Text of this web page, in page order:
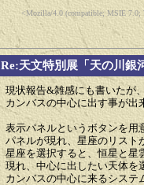
<Mozilla/4.0 (compatible; MSIE 7.0;
Re:天文特別展「天の川銀
現状報告&雑感にも書いたが
カンバスの中心に出す事が出
表示パネルというボタンを用
パネルが現れ、星座のリスト
星座を選択すると、恒星と星
現れ、中心に出したい天体を
カンバスの中心に来るシステ